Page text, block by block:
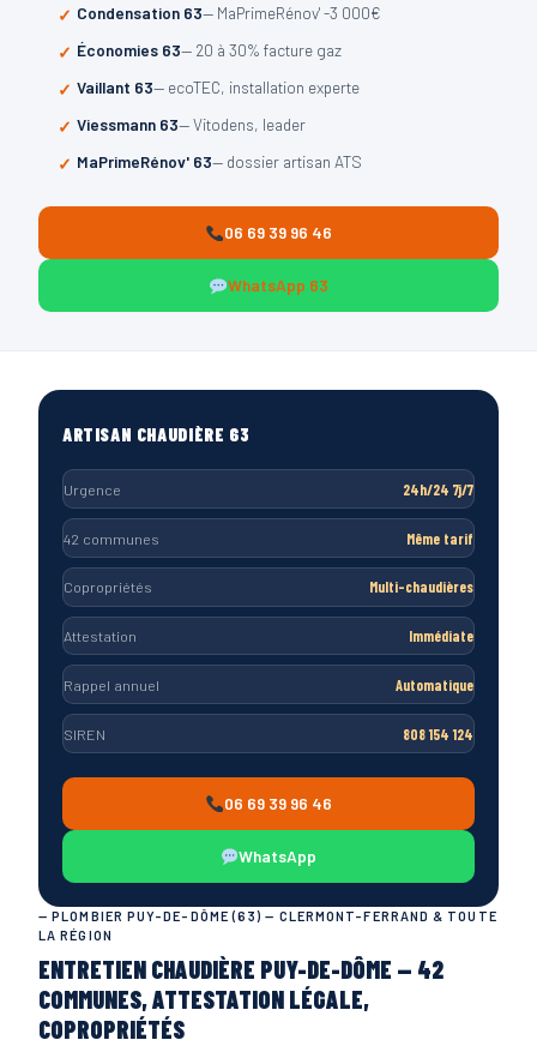
Condensation 63— MaPrimeRénov' -3 000€
Économies 63— 20 à 30% facture gaz
Vaillant 63— ecoTEC, installation experte
Viessmann 63— Vitodens, leader
MaPrimeRénov' 63— dossier artisan ATS
06 69 39 96 46
WhatsApp 63
— PLOMBIER PUY-DE-DÔME (63) — CLERMONT-FERRAND & TOUTE
LA RÉGION
ENTRETIEN CHAUDIÈRE PUY-DE-DÔME — 42
COMMUNES, ATTESTATION LÉGALE,
COPROPRIÉTÉS
ARTISAN CHAUDIÈRE 63
Urgence 24h/24 7j/7
42 communes Même tarif
Copropriétés Multi-chaudières
Attestation Immédiate
Rappel annuel Automatique
SIREN 808 154 124
06 69 39 96 46
WhatsApp